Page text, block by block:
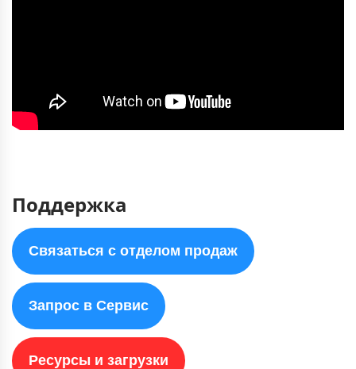
Поддержка
Связаться с отделом продаж
Запрос в Сервис
Ресурсы и загрузки